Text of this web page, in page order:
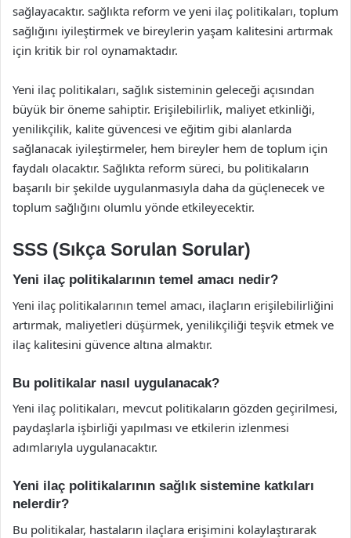
sağlayacaktır. sağlıkta reform ve yeni ilaç politikaları, toplum
sağlığını iyileştirmek ve bireylerin yaşam kalitesini artırmak
için kritik bir rol oynamaktadır.
Yeni ilaç politikaları, sağlık sisteminin geleceği açısından
büyük bir öneme sahiptir. Erişilebilirlik, maliyet etkinliği,
yenilikçilik, kalite güvencesi ve eğitim gibi alanlarda
sağlanacak iyileştirmeler, hem bireyler hem de toplum için
faydalı olacaktır. Sağlıkta reform süreci, bu politikaların
başarılı bir şekilde uygulanmasıyla daha da güçlenecek ve
toplum sağlığını olumlu yönde etkileyecektir.
SSS (Sıkça Sorulan Sorular)
Yeni ilaç politikalarının temel amacı nedir?
Yeni ilaç politikalarının temel amacı, ilaçların erişilebilirliğini
artırmak, maliyetleri düşürmek, yenilikçiliği teşvik etmek ve
ilaç kalitesini güvence altına almaktır.
Bu politikalar nasıl uygulanacak?
Yeni ilaç politikaları, mevcut politikaların gözden geçirilmesi,
paydaşlarla işbirliği yapılması ve etkilerin izlenmesi
adımlarıyla uygulanacaktır.
Yeni ilaç politikalarının sağlık sistemine katkıları
nelerdir?
Bu politikalar, hastaların ilaçlara erişimini kolaylaştırarak